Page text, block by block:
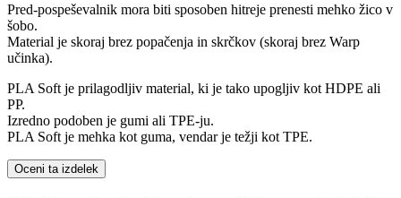
Pred-pospeševalnik mora biti sposoben hitreje prenesti mehko žico v
šobo.
Material je skoraj brez popačenja in skrčkov (skoraj brez Warp
učinka).
PLA Soft je prilagodljiv material, ki je tako upogljiv kot HDPE ali
PP.
Izredno podoben je gumi ali TPE-ju.
PLA Soft je mehka kot guma, vendar je težji kot TPE.
Oceni ta izdelek